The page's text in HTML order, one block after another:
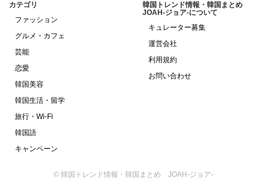
カテゴリ
ファッション
グルメ・カフェ
芸能
恋愛
韓国美容
韓国生活・留学
旅行・Wi-Fi
韓国語
キャンペーン
韓国トレンド情報・韓国まとめ
JOAH-ジョア-について
キュレーター募集
運営会社
利用規約
お問い合わせ
© 韓国トレンド情報・韓国まとめ JOAH-ジョア-